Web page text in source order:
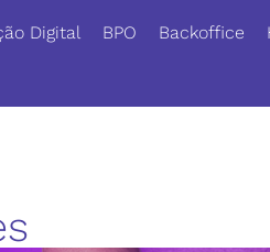
Digital BPO Backoffice